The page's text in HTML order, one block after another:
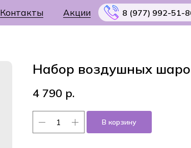
Акции
Контакты 8 (977) 992-51-
Набор воздушных
4 790 р.
В корзину